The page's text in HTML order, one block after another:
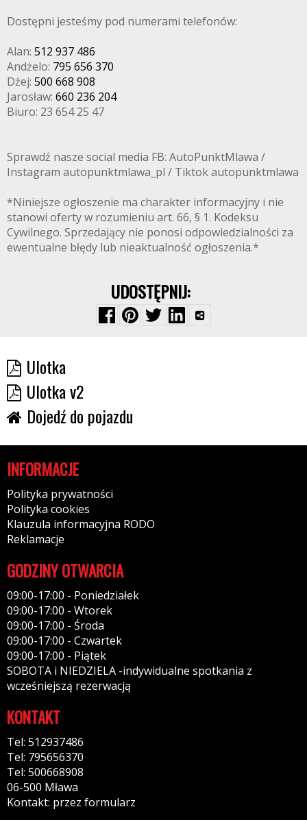
Dostępni jesteśmy pod numerami telefonów:
Alan: 512 937 486
Andżelo: 795 656 370
Dżej: 500 668 908
Jarosław: 660 236 204
Biuro: 23 654 25 47
Sprawdź nasze social media FB: AutoPunktMlawa /
Instagram autopunktmlawa_pl / Tiktok autopunktmlawa
*Niniejsze ogłoszenie ma charakter informacyjny i nie
stanowi oferty w rozumieniu art. 66, § 1. Kodeksu
Cywilnego. Sprzedający nie ponosi odpowiedzialności za
ewentualne błędy lub nieaktualność ogłoszenia.*
UDOSTĘPNIJ:
Ulotka
Ulotka v2
Dojedź do pojazdu
INFORMACJE
Polityka prywatności
Polityka cookies
Klauzula informacyjna RODO
Reklamacje
GODZINY OTWARCIA
09:00-17:00 - Poniedziałek
09:00-17:00 - Wtorek
09:00-17:00 - Środa
09:00-17:00 - Czwartek
09:00-17:00 - Piątek
SOBOTA i NIEDZIELA -indywidualne spotkania z
wcześniejszą rezerwacją
KONTAKT
Tel: 512937486
Tel: 795656370
Tel: 500668908
06-500 Mława
Kontakt: przez formularz